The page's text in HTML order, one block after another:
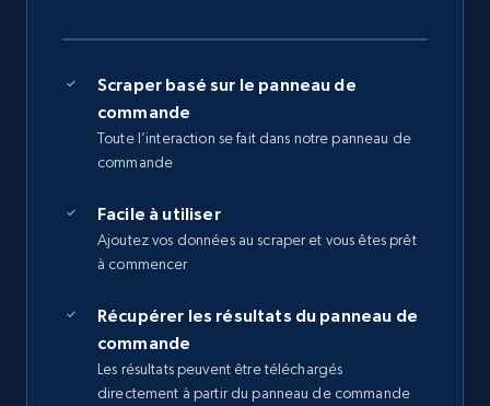
Scraper basé sur le panneau de
commande
Toute l’interaction se fait dans notre panneau de
commande
Facile à utiliser
Ajoutez vos données au scraper et vous êtes prêt
à commencer
Récupérer les résultats du panneau de
commande
Les résultats peuvent être téléchargés
directement à partir du panneau de commande